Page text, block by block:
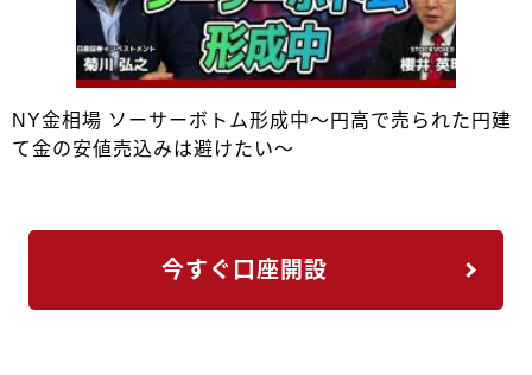
NY金相場 ソーサーボトム形成中～円高で売られた円建
て金の安値売込みは避けたい～
今すぐ口座開設